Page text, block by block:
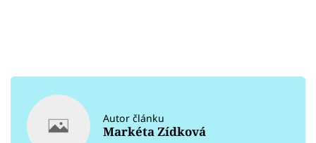
Autor článku
Markéta Zídková